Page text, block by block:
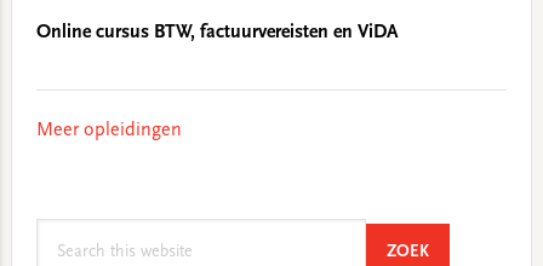
Online cursus BTW, factuurvereisten en ViDA
Meer opleidingen
ZOEKSEARCH